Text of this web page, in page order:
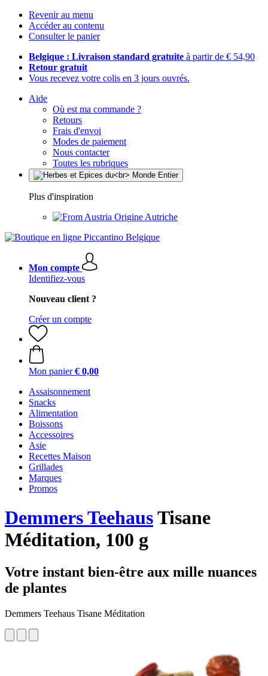
Revenir au menu
Accéder au contenu
Consulter le panier
Belgique : Livraison standard gratuite à partir de € 54,90
Retour gratuit
Vous recevez votre colis en 3 jours ouvrés.
Aide
Où est ma commande ?
Retours
Frais d'envoi
Modes de paiement
Nous contacter
Toutes les rubriques
Plus d'inspiration
Origine Autriche
Mon compte
Identifiez-vous
Nouveau client ?
Créer un compte
Mon panier € 0,00
Assaisonnement
Snacks
Alimentation
Boissons
Accessoires
Asie
Recettes Maison
Grillades
Marques
Promos
Demmers TeehausTisane
Méditation, 100 g
Votre instant bien-être aux mille nuances
de plantes
Demmers Teehaus Tisane Méditation